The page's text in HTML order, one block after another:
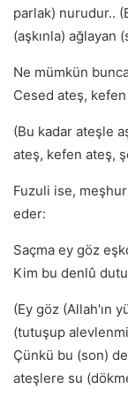
parlak) nurudur..
(aşkınla) ağlayan
Ne mümkün
Cesed ateş,
(Bu kadar ateşle
ateş, kefen ateş,
Fuzuli ise,
eder:
Saçma ey göz
Kim bu denlû
(Ey göz (Allah'ın
(tutuşup
Çünkü bu (son)
ateşlere su